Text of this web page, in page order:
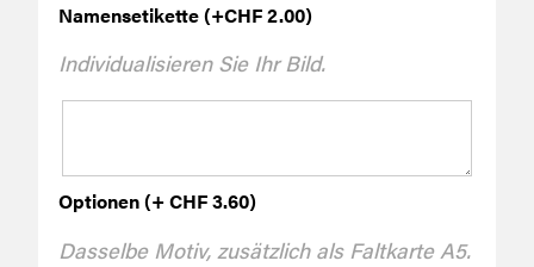
Namensetikette(+CHF2.00)
Individualisieren Sie Ihr Bild.
Optionen (+ CHF 3.60)
Dasselbe Motiv, zusätzlich als Faltkarte A5.